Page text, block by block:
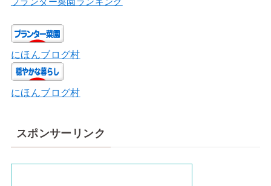
にほんブログ村
にほんブログ村
スポンサーリンク